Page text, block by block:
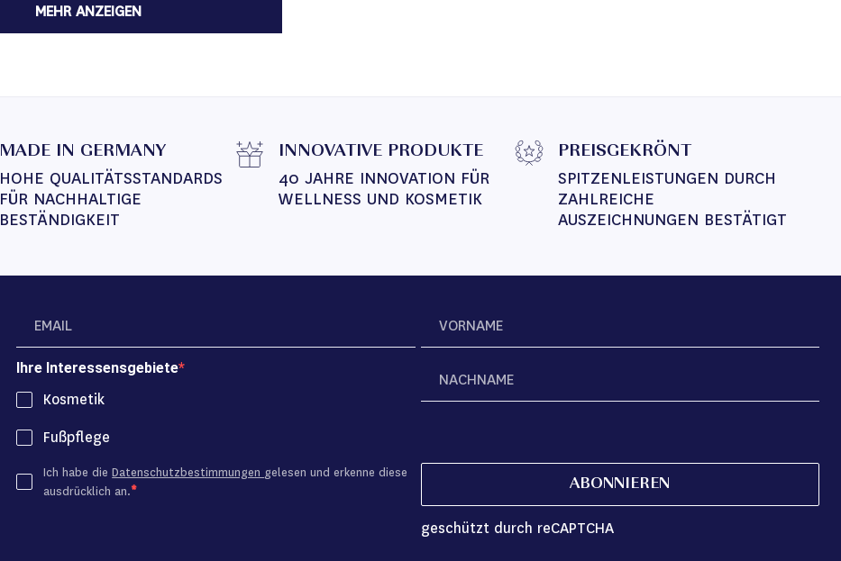
MEHR ANZEIGEN
MADE IN GERMANY
HOHE QUALITÄTSSTANDARDS
FÜR NACHHALTIGE
BESTÄNDIGKEIT
INNOVATIVE PRODUKTE
40 JAHRE INNOVATION FÜR
WELLNESS UND KOSMETIK
PREISGEKRÖNT
SPITZENLEISTUNGEN DURCH
ZAHLREICHE
AUSZEICHNUNGEN BESTÄTIGT
Ihre Interessensgebiete
Kosmetik
Fußpflege
Ich habe dieDatenschutzbestimmungen gelesen und erkenne diese
ausdrücklich an.
ABONNIEREN
geschützt durch reCAPTCHA